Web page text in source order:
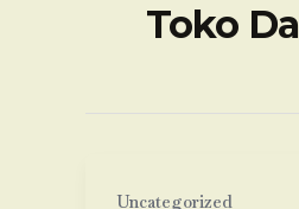
Toko
Uncategorized